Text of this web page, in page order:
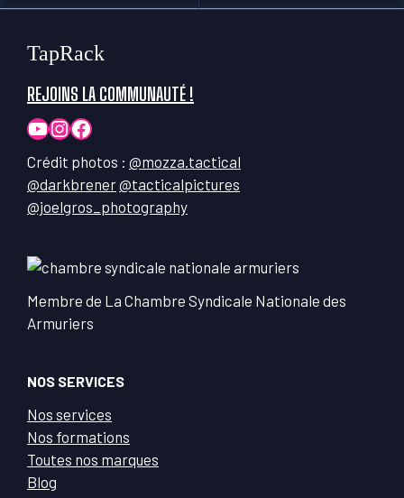
TapRack
REJOINS LA COMMUNAUTÉ !
YouTube
Instagram
Facebook
Crédit photos : @mozza.tactical
@darkbrener@tacticalpictures
@joelgros_photography
Membre de La Chambre Syndicale Nationale des
Armuriers
NOS SERVICES
Nos services
Nos formations
Toutes nos marques
Blog